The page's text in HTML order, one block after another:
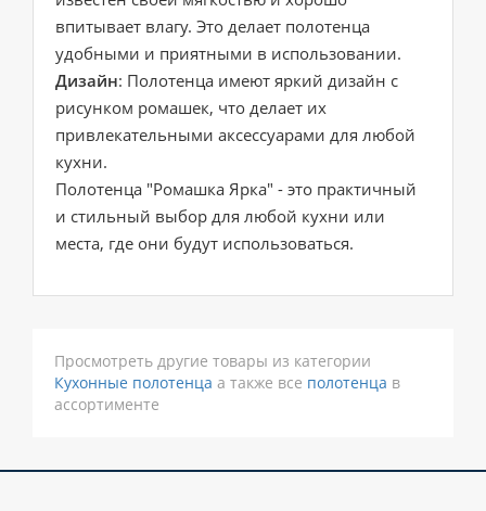
впитывает влагу. Это делает полотенца
удобными и приятными в использовании.
Дизайн: Полотенца имеют яркий дизайн с
рисунком ромашек, что делает их
привлекательными аксессуарами для любой
кухни.
Полотенца "Ромашка Ярка" - это практичный
и стильный выбор для любой кухни или
места, где они будут использоваться.
Просмотреть другие товары из категории
Кухонные полотенца а также все полотенца в
ассортименте